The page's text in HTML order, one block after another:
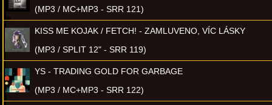
(MP3 / MC+MP3 - SRR 121)
KISS ME KOJAK / FETCH! - ZAMLUVENO, VÍC LÁSKY
(MP3 / SPLIT 12" - SRR 119)
YS - TRADING GOLD FOR GARBAGE
(MP3 / MC+MP3 - SRR 122)